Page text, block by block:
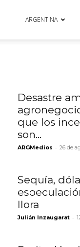
ARGENTINA
Desastre
que los
son...
ARGMedios - 26 de
Sequía,
llora
Julián Inzaugarat -